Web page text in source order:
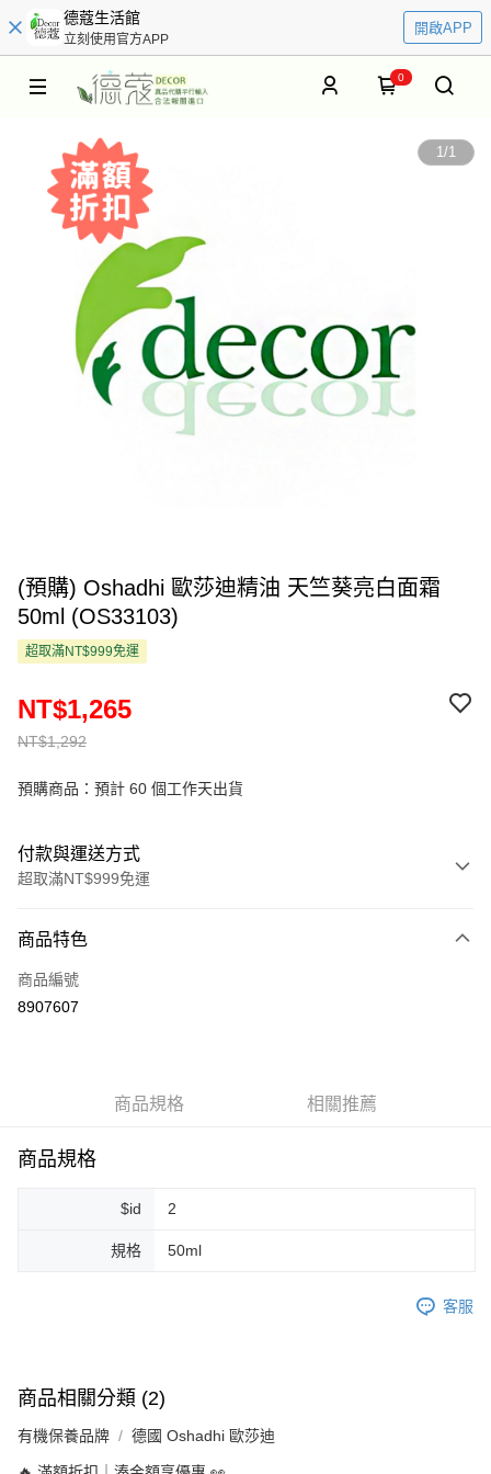
德蔻生活館
立刻使用官方APP
開啟APP
0
1/1
(預購) Oshadhi 歐莎迪精油 天竺葵亮白面霜
50ml (OS33103)
超取滿NT$999免運
NT$1,292
NT$1,265
預購商品：預計 60 個工作天出貨
付款與運送方式
超取滿NT$999免運
信用卡一次付款
超商取貨付款
悠遊付
全家純取貨 (先付款
每筆NT$80，滿NT$999(含以上)免運費
7-11取貨付款
商品特色
商品編號
8907607
商品規格 相關推薦
商品規格
$id 2
規格 50ml
客服
商品相關分類 (2)
有機保養品牌 德國 Oshadhi 歐莎迪